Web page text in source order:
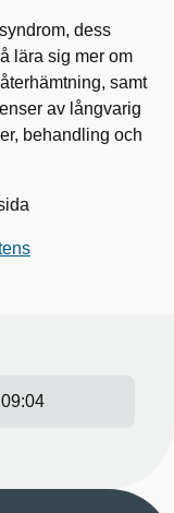
dess
lära sig mer om
samt
av långvarig
behandling och